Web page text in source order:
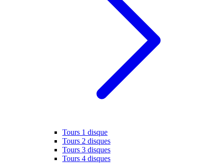
Tours 1 disque
Tours 2 disques
Tours 3 disques
Tours 4 disques